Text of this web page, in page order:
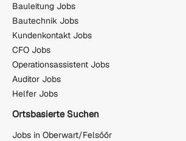
Bauleitung Jobs
Bautechnik Jobs
Kundenkontakt Jobs
CFO Jobs
Operationsassistent Jobs
Auditor Jobs
Helfer Jobs
Ortsbasierte Suchen
Jobs in Oberwart/Felsőőr